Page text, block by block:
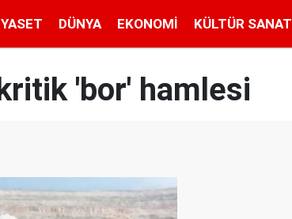
DÜNYA EKONOMI KÜLTÜR SANAT
'bor' hamlesi